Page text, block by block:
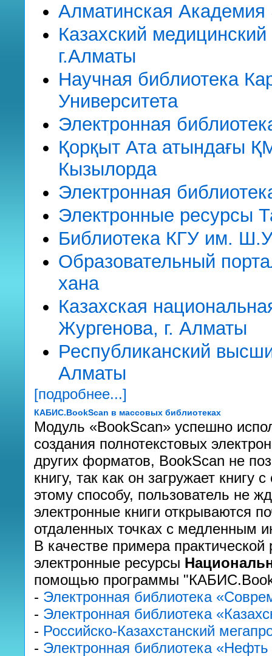
Алматинская Академия
Казахский
г.Алматы
Научная библиотека
Университета
Электронная
Қорқыт Ата атындағы
Кызылорда
Электронная
Электронные ресурсы
Библиотека КГУ им.
Образовательный
хана
Казахская
Жургенова, г. Алматы
Республиканский
Алматы
[подробнее...]
КАБИС.BookScan в массовых библиотеках
Модуль «BookScan» успешно
создания полнотекстовых
других форматов, BookScan не
книгу, так как он загружает книгу
этому способу, пользователь не
электронные книги открываются
отдаленных точках с медленным
В качестве примера
электронные ресурсы
помощью программы
- Электронная библиотека
- Электронная библиотека
- Российско-Казахстанский
- Электронная библиотека «Нефть